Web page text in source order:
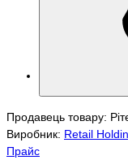
Продавець товару:
Виробник: Retail
Прайс